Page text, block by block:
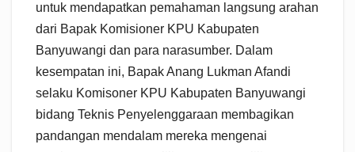
untuk mendapatkan pemahaman langsung arahan
dari Bapak Komisioner KPU Kabupaten
Banyuwangi dan para narasumber. Dalam
kesempatan ini, Bapak Anang Lukman Afandi
selaku Komisoner KPU Kabupaten Banyuwangi
bidang Teknis Penyelenggaraan membagikan
pandangan mendalam mereka mengenai